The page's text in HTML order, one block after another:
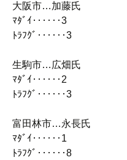
大阪市…加藤氏
ﾏﾀﾞｲ‥‥‥3
ﾄﾗﾌｸﾞ‥‥‥3
生駒市…広畑氏
ﾏﾀﾞｲ‥‥‥2
ﾄﾗﾌｸﾞ‥‥‥3
富田林市…永長氏
ﾏﾀﾞｲ‥‥‥1
ﾄﾗﾌｸﾞ‥‥‥8